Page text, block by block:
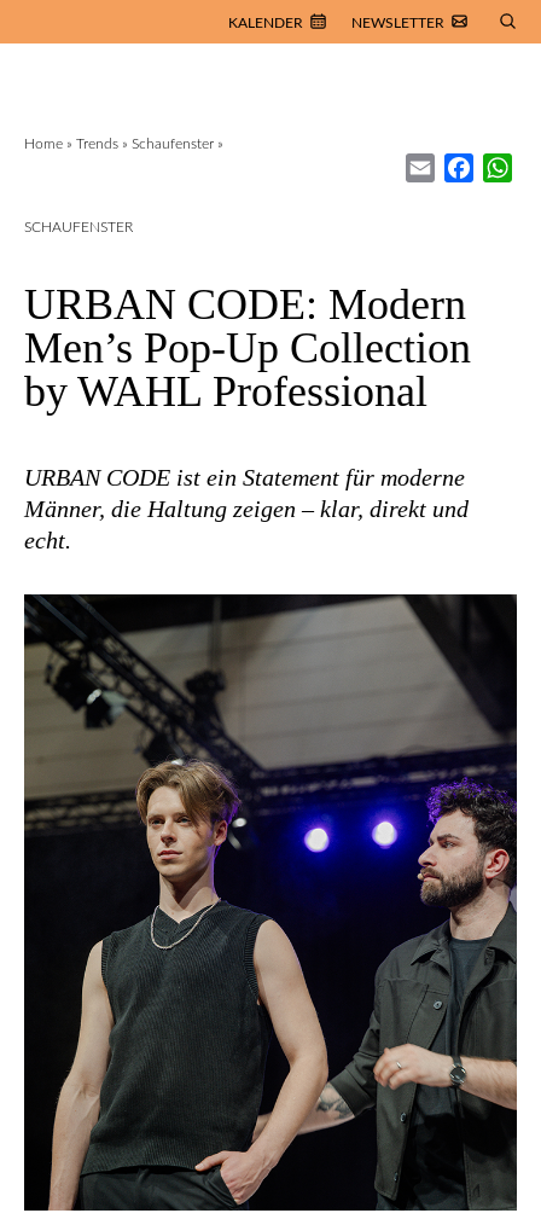
KALENDER NEWSLETTER
Home » Trends » Schaufenster »
Email
SCHAUFENSTER
URBAN CODE: Modern
Men’s Pop-Up Collection
by WAHL Professional
URBAN CODE ist ein Statement für moderne
Männer, die Haltung zeigen – klar, direkt und
echt.